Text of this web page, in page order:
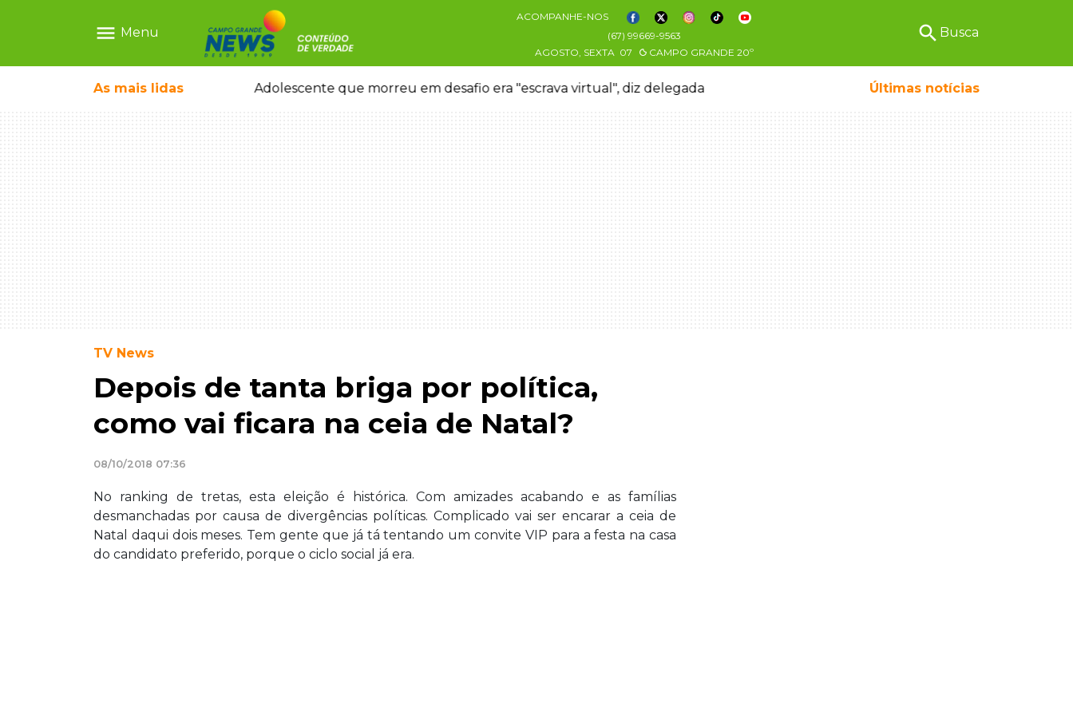
menu Menu
ACOMPANHE-NOS
(67) 99669-9563
AGOSTO, SEXTA 07 CAMPO GRANDE 20º
search Busca
As mais lidas
ganhar dia oficial em MS Adolescente que morreu em desafio era "escrava virtual", diz delegada Últimas notícias
TV News
Depois de tanta briga por política,
como vai ficara na ceia de Natal?
08/10/2018 07:36
No ranking de tretas, esta eleição é histórica. Com amizades acabando e as famílias
desmanchadas por causa de divergências políticas. Complicado vai ser encarar a ceia de
Natal daqui dois meses. Tem gente que já tá tentando um convite VIP para a festa na casa
do candidato preferido, porque o ciclo social já era.